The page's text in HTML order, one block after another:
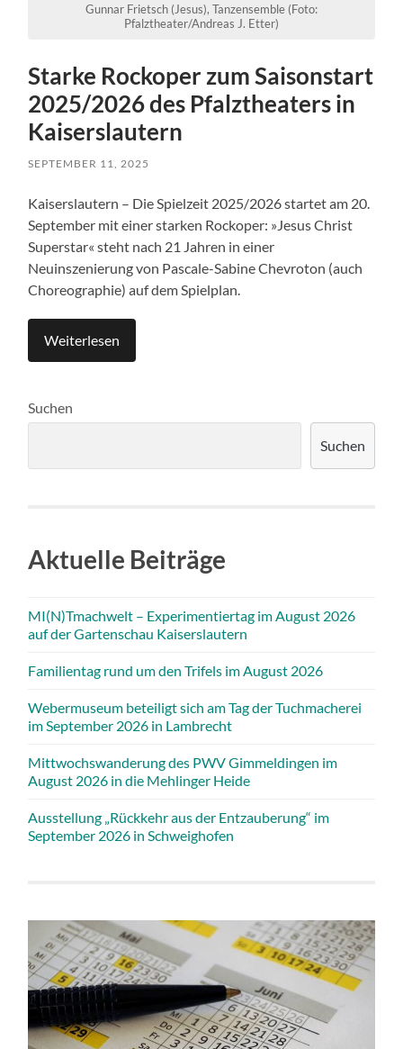
Gunnar Frietsch (Jesus), Tanzensemble (Foto:
Pfalztheater/Andreas J. Etter)
Starke Rockoper zum Saisonstart
2025/2026 des Pfalztheaters in
Kaiserslautern
SEPTEMBER 11, 2025
Kaiserslautern – Die Spielzeit 2025/2026 startet am 20.
September mit einer starken Rockoper: »Jesus Christ
Superstar« steht nach 21 Jahren in einer
Neuinszenierung von Pascale-Sabine Chevroton (auch
Choreographie) auf dem Spielplan.
Weiterlesen
Suchen
Suchen
Aktuelle Beiträge
MI(N)Tmachwelt – Experimentiertag im August 2026
auf der Gartenschau Kaiserslautern
Familientag rund um den Trifels im August 2026
Webermuseum beteiligt sich am Tag der Tuchmacherei
im September 2026 in Lambrecht
Mittwochswanderung des PWV Gimmeldingen im
August 2026 in die Mehlinger Heide
Ausstellung „Rückkehr aus der Entzauberung“ im
September 2026 in Schweighofen